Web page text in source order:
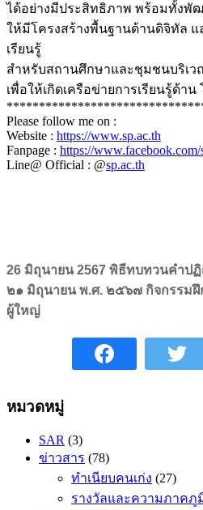
ได้อย่างมีประสิทธิภาพ พร้อมทั้งพั
ให้มีโครงสร้างพื้นฐานด้านดิจิทัล แ
เรียนรู้
สำหรับสถานศึกษาและชุมชนบริเว
เพื่อให้เกิดเครือข่ายการเรียนรู้ด้าน
Please follow me on :
Website : https://www.sp.ac.th
Fanpage : https://www.facebook.com/
Line@ Official : @sp.ac.th
26 มิถุนายน 2567 พิธีทบทวนคำป
๒๑ มิถุนายน พ.ศ. ๒๕๖๗ กิจกรรมฝึ
ผู้ใหญ่
หมวดหมู่
SAR (3)
ข่าวสาร (78)
ทำเนียบคนเก่ง (27)
รางวัลและความภาคภู